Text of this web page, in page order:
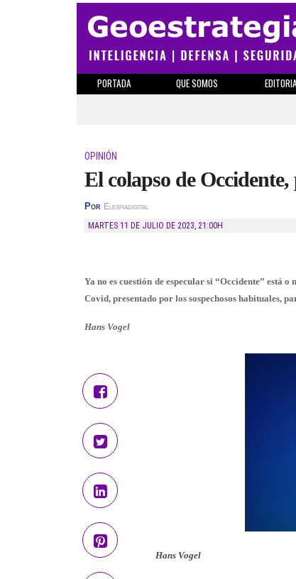
PORTADA QUE SOMOS
OPINIÓN
El colapso de
Por Elespiadigital
MARTES 11 DE JULIO DE 2023, 21:00H
Ya no es cuestión de especular si “Occidente” está
Covid, presentado por los sospechosos habituales,
Hans Vogel
Hans Vogel